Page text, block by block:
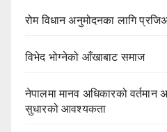
रोम विधान अनुमोदनका लागि
विभेद भोग्नेको आँखाबाट समाज
नेपालमा मानव अधिकारको वर्तमान
सुधारको आवश्यकता